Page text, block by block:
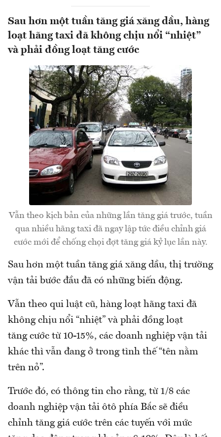
Sau hơn một tuần tăng giá xăng dầu, hàng
loạt hãng taxi đã không chịu nổi “nhiệt”
và phải đồng loạt tăng cước
Vẫn theo kịch bản của những lần tăng giá trước, tuần
qua nhiều hãng taxi đã ngay lập tức điều chỉnh giá
cước mới để chống chọi đợt tăng giá kỷ lục lần này.
Sau hơn một tuần tăng giá xăng dầu, thị trường
vận tải bước đầu đã có những biến động.
Vẫn theo qui luật cũ, hàng loạt hãng taxi đã
không chịu nổi “nhiệt” và phải đồng loạt
tăng cước từ 10-15%, các doanh nghiệp vận tải
khác thì vẫn đang ở trong tình thế “tên nằm
trên nỏ”.
Trước đó, có thông tin cho rằng, từ 1/8 các
doanh nghiệp vận tải ôtô phía Bắc sẽ điều
chỉnh tăng giá cước trên các tuyến với mức